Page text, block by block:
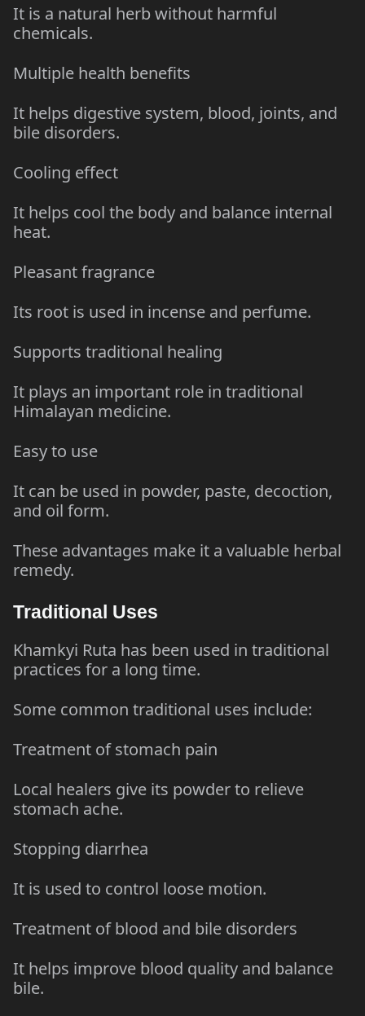
It is a natural herb without harmful
chemicals.
Multiple health benefits
It helps digestive system, blood, joints, and
bile disorders.
Cooling effect
It helps cool the body and balance internal
heat.
Pleasant fragrance
Its root is used in incense and perfume.
Supports traditional healing
It plays an important role in traditional
Himalayan medicine.
Easy to use
It can be used in powder, paste, decoction,
and oil form.
These advantages make it a valuable herbal
remedy.
Traditional Uses
Khamkyi Ruta has been used in traditional
practices for a long time.
Some common traditional uses include:
Treatment of stomach pain
Local healers give its powder to relieve
stomach ache.
Stopping diarrhea
It is used to control loose motion.
Treatment of blood and bile disorders
It helps improve blood quality and balance
bile.